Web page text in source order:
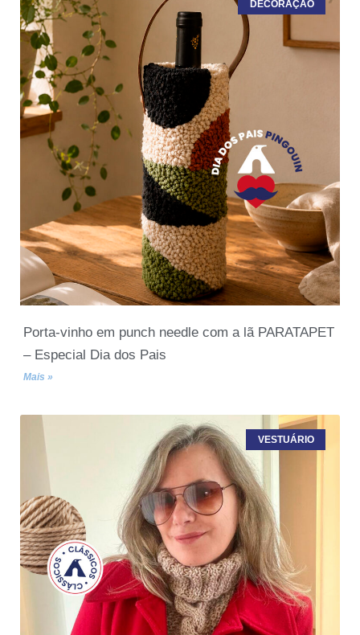
DECORAÇÃO
Porta-vinho em punch needle com a lã PARATAPET
– Especial Dia dos Pais
Mais »
VESTUÁRIO